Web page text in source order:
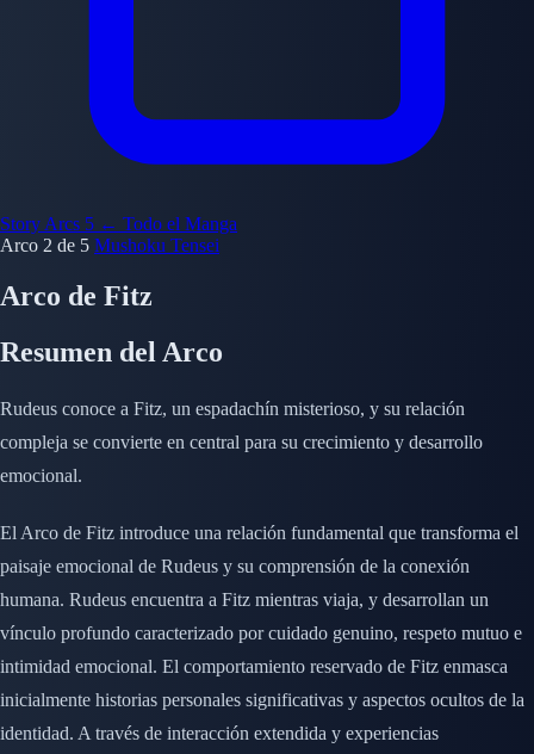
Story Arcs 5 ← Todo el Manga
Arco 2 de 5 Mushoku Tensei
Arco de Fitz
Resumen del Arco
Rudeus conoce a Fitz, un espadachín misterioso, y su relación
compleja se convierte en central para su crecimiento y desarrollo
emocional.
El Arco de Fitz introduce una relación fundamental que transforma el
paisaje emocional de Rudeus y su comprensión de la conexión
humana. Rudeus encuentra a Fitz mientras viaja, y desarrollan un
vínculo profundo caracterizado por cuidado genuino, respeto mutuo e
intimidad emocional. El comportamiento reservado de Fitz enmasca
inicialmente historias personales significativas y aspectos ocultos de la
identidad. A través de interacción extendida y experiencias